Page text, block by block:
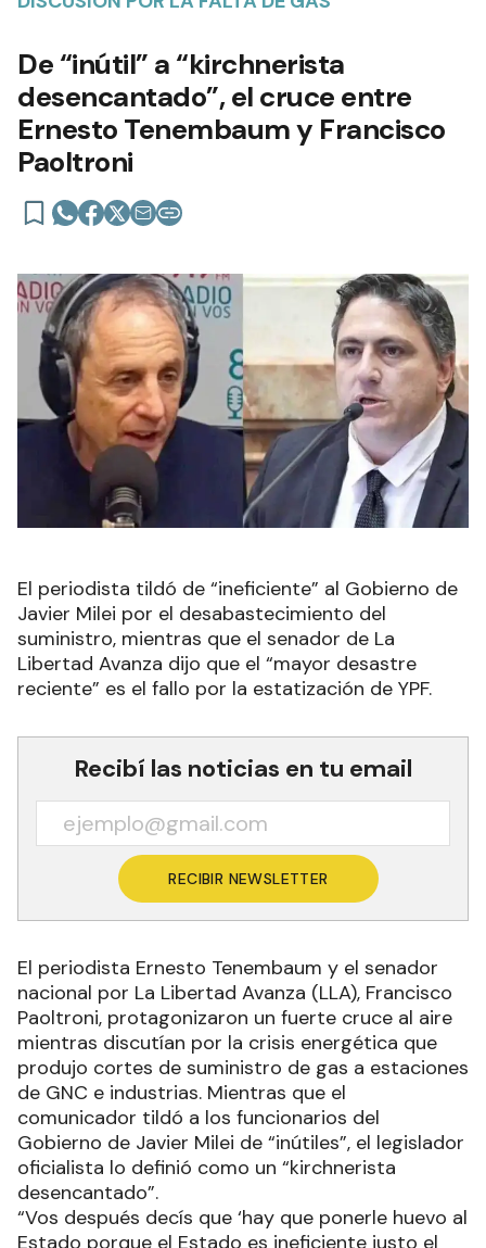
De “inútil” a “kirchnerista
desencantado”, el cruce entre
Ernesto Tenembaum y Francisco
Paoltroni
El periodista tildó de “ineficiente” al Gobierno de
Javier Milei por el desabastecimiento del
suministro, mientras que el senador de La
Libertad Avanza dijo que el “mayor desastre
reciente” es el fallo por la estatización de YPF.
Recibí las noticias en tu email
RECIBIR NEWSLETTER
El periodista Ernesto Tenembaum y el senador
nacional por La Libertad Avanza (LLA), Francisco
Paoltroni, protagonizaron un fuerte cruce al aire
mientras discutían por la crisis energética que
produjo cortes de suministro de gas a estaciones
de GNC e industrias. Mientras que el
comunicador tildó a los funcionarios del
Gobierno de Javier Milei de “inútiles”, el legislador
oficialista lo definió como un “kirchnerista
desencantado”.
“Vos después decís que ‘hay que ponerle huevo al
Estado porque el Estado es ineficiente justo el